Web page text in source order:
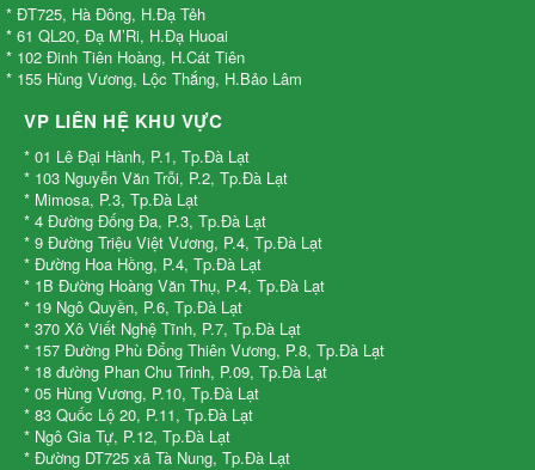
* ĐT725, Hà Đông, H.Đạ Tẻh
* 61 QL20, Đạ M’Ri, H.Đạ Huoai
* 102 Đinh Tiên Hoàng, H.Cát Tiên
* 155 Hùng Vương, Lộc Thắng, H.Bảo Lâm
VP LIÊN HỆ KHU VỰC
* 01 Lê Đại Hành, P.1, Tp.Đà Lạt
* 103 Nguyễn Văn Trỗi, P.2, Tp.Đà Lạt
* Mimosa, P.3, Tp.Đà Lạt
* 4 Đường Đống Đa, P.3, Tp.Đà Lạt
* 9 Đường Triệu Việt Vương, P.4, Tp.Đà Lạt
* Đường Hoa Hồng, P.4, Tp.Đà Lạt
* 1B Đường Hoàng Văn Thụ, P.4, Tp.Đà Lạt
* 19 Ngô Quyền, P.6, Tp.Đà Lạt
* 370 Xô Viết Nghệ Tĩnh, P.7, Tp.Đà Lạt
* 157 Đường Phù Đổng Thiên Vương, P.8, Tp.Đà Lạt
* 18 đường Phan Chu Trinh, P.09, Tp.Đà Lạt
* 05 Hùng Vương, P.10, Tp.Đà Lạt
* 83 Quốc Lộ 20, P.11, Tp.Đà Lạt
* Ngô Gia Tự, P.12, Tp.Đà Lạt
* Đường DT725 xã Tà Nung, Tp.Đà Lạt